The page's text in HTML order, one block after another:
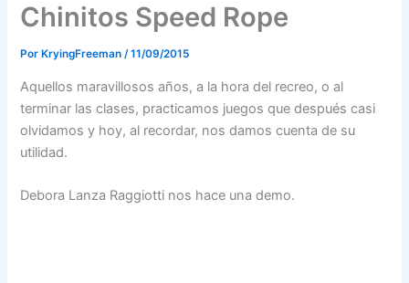
Chinitos Speed Rope
Por KryingFreeman/11/09/2015
Aquellos maravillosos años, a la hora del recreo, o al
terminar las clases, practicamos juegos que después casi
olvidamos y hoy, al recordar, nos damos cuenta de su
utilidad.
Debora Lanza Raggiotti nos hace una demo.